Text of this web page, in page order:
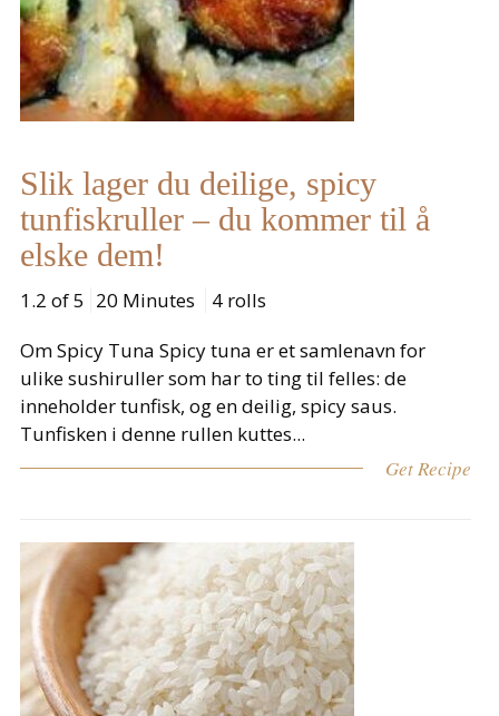
Slik lager du deilige, spicy
tunfiskruller – du kommer til å
elske dem!
1.2 of 5 20 Minutes
4 rolls
Om Spicy Tuna Spicy tuna er et samlenavn for
ulike sushiruller som har to ting til felles: de
inneholder tunfisk, og en deilig, spicy saus.
Tunfisken i denne rullen kuttes...
Get Recipe